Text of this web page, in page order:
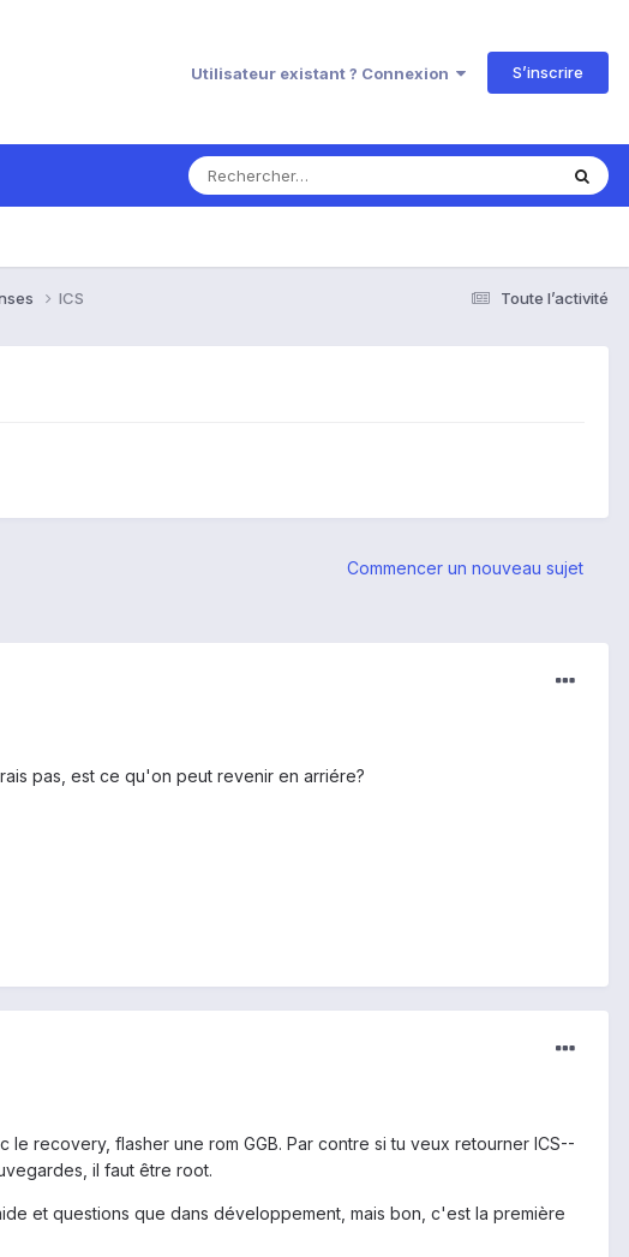
Utilisateur existant ? Connexion S’inscrire
Toute l’activité
ICS
Commencer un nouveau sujet
pas, est ce qu'on peut revenir en arriére?
recovery, flasher une rom GGB. Par contre si tu veux retourner ICS--
il faut être root.
et questions que dans développement, mais bon, c'est la première